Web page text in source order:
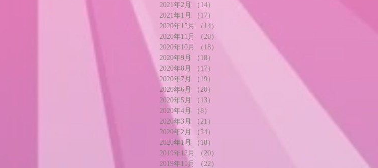
2021年2月
（14）
14件の記事
2021年1月
（17）
17件の記事
2020年12月
（14）
2020年11月
（20）
2020年10月
（18）
2020年9月
（18）
2020年8月
（17）
2020年7月
（19）
2020年6月
（20）
2020年5月
（13）
2020年4月
（8）
2020年3月
（21）
2020年2月
（24）
2020年1月
（18）
2019年12月
（20）
2019年11月
（22）